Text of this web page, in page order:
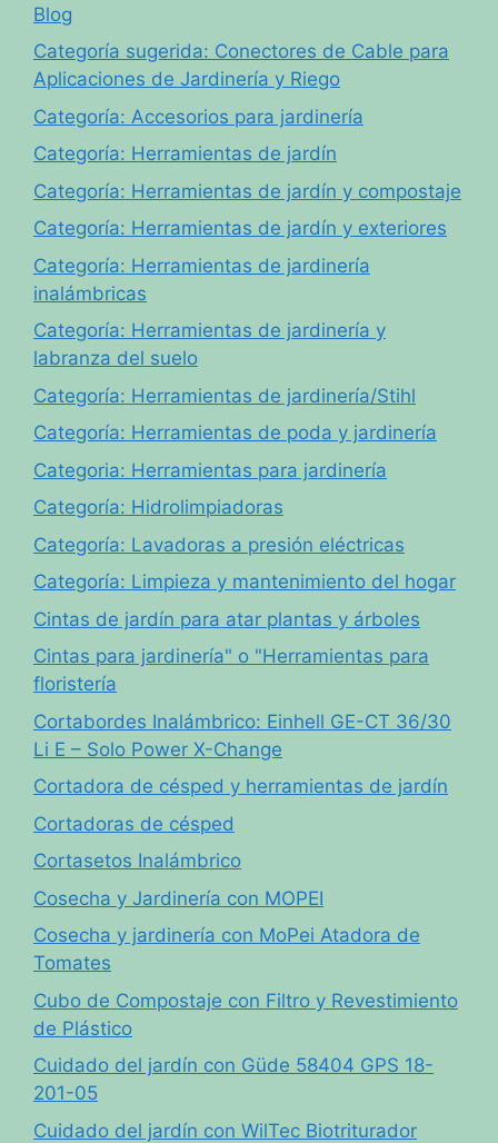
Blog
Categoría sugerida: Conectores de Cable para
Aplicaciones de Jardinería y Riego
Categoría: Accesorios para jardinería
Categoría: Herramientas de jardín
Categoría: Herramientas de jardín y compostaje
Categoría: Herramientas de jardín y exteriores
Categoría: Herramientas de jardinería
inalámbricas
Categoría: Herramientas de jardinería y
labranza del suelo
Categoría: Herramientas de jardinería/Stihl
Categoría: Herramientas de poda y jardinería
Categoria: Herramientas para jardinería
Categoría: Hidrolimpiadoras
Categoría: Lavadoras a presión eléctricas
Categoría: Limpieza y mantenimiento del hogar
Cintas de jardín para atar plantas y árboles
Cintas para jardinería" o "Herramientas para
floristería
Cortabordes Inalámbrico: Einhell GE-CT 36/30
Li E – Solo Power X-Change
Cortadora de césped y herramientas de jardín
Cortadoras de césped
Cortasetos Inalámbrico
Cosecha y Jardinería con MOPEI
Cosecha y jardinería con MoPei Atadora de
Tomates
Cubo de Compostaje con Filtro y Revestimiento
de Plástico
Cuidado del jardín con Güde 58404 GPS 18-
201-05
Cuidado del jardín con WilTec Biotriturador